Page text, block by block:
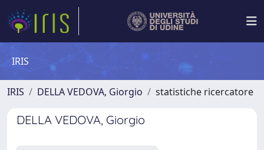
IRIS
IRIS DELLA VEDOVA, Giorgio statistiche ricercatore
DELLA VEDOVA, Giorgio